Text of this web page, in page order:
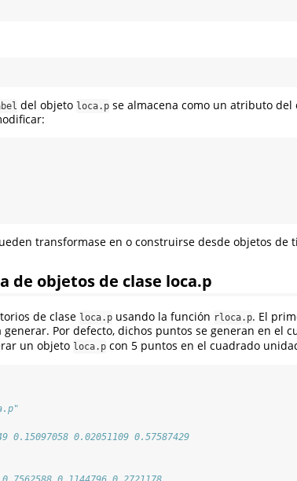
del objeto loca.p se almacena como un atributo del
transformase en o construirse desde objetos de
de objetos de clase loca.p
de clase loca.p usando la función rloca.p. El
Por defecto, dichos puntos se generan en el
un objeto loca.pcon 5 puntos en el cuadrado
0.15097058 0.02051109 0.57587429